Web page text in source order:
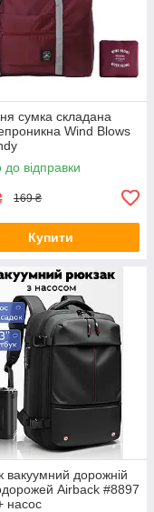
сумка складана
Wind Blows
до відправки
169 ₴
Купити
вакуумний дорожній
Airback #8897
насос